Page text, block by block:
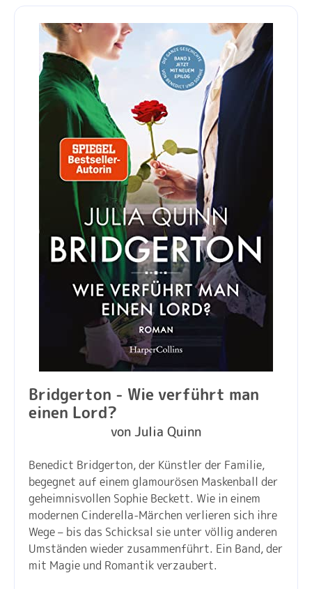
Bridgerton - Wie verführt man
einen Lord?
von Julia Quinn
Benedict Bridgerton, der Künstler der Familie,
begegnet auf einem glamourösen Maskenball der
geheimnisvollen Sophie Beckett. Wie in einem
modernen Cinderella-Märchen verlieren sich ihre
Wege – bis das Schicksal sie unter völlig anderen
Umständen wieder zusammenführt. Ein Band, der
mit Magie und Romantik verzaubert.